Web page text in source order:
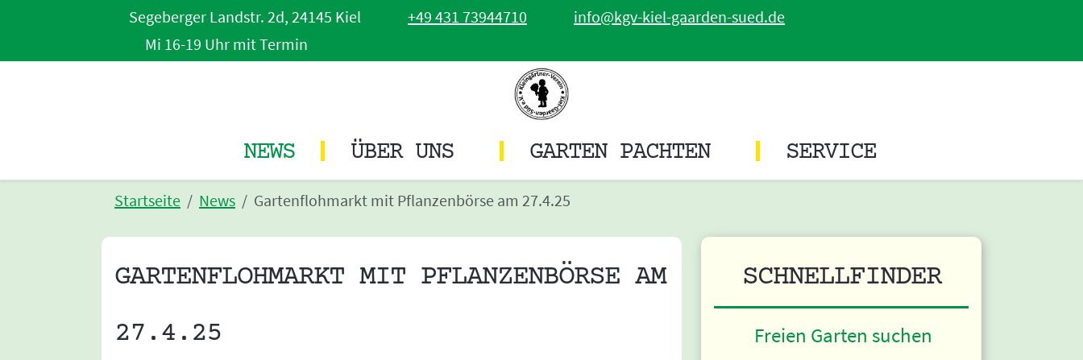
Segeberger Landstr. 2d, 24145 Kiel +49 431 73944710
info@kgv-kiel-gaarden-sued.de
Mi 16-19 Uhr mit Termin
NEWS ÜBER UNS GARTEN PACHTEN SERVICE
Startseite News Gartenflohmarkt mit Pflanzenbörse am 27.4.25
GARTENFLOHMARKT MIT PFLANZENBÖRSE AM
27.4.25
SCHNELLFINDER
Freien Garten suchen